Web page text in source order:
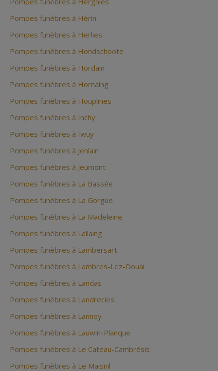
Pompes funèbres à Hérin
Pompes funèbres à Herlies
Pompes funèbres à Hondschoote
Pompes funèbres à Hordain
Pompes funèbres à Hornaing
Pompes funèbres à Houplines
Pompes funèbres à Inchy
Pompes funèbres à Iwuy
Pompes funèbres à Jenlain
Pompes funèbres à Jeumont
Pompes funèbres à La Bassée
Pompes funèbres à La Gorgue
Pompes funèbres à La Madeleine
Pompes funèbres à Lallaing
Pompes funèbres à Lambersart
Pompes funèbres à Lambres-Lez-Douai
Pompes funèbres à Landas
Pompes funèbres à Landrecies
Pompes funèbres à Lannoy
Pompes funèbres à Lauwin-Planque
Pompes funèbres à Le Cateau-Cambrésis
Pompes funèbres à Le Maisnil